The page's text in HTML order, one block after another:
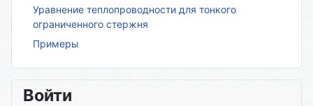
Уравнение теплопроводности для тонкого
ограниченного стержня
Примеры
Войти